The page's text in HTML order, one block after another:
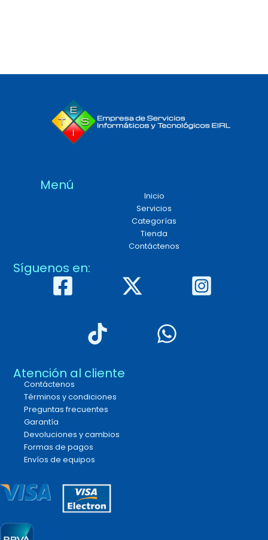
Menú
Inicio
Servicios
Categorías
Tienda
Contáctenos
Síguenos en:
Atención al cliente
Contáctenos
Términos y condiciones
Preguntas frecuentes
Garantía
Devoluciones y cambios
Formas de pagos
Envíos de equipos